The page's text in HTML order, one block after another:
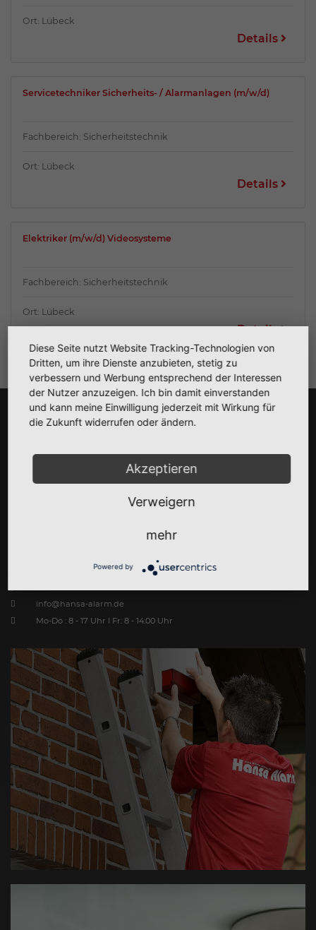
Ort: Lübeck
Details
Servicetechniker Sicherheits- / Alarmanlagen (m/w/d)
Fachbereich: Sicherheitstechnik
Ort: Lübeck
Details
Elektriker (m/w/d) Videosysteme
Fachbereich: Sicherheitstechnik
Ort: Lübeck
Details
Am Neuhof 3, 23558 Lübeck
info@hansa-alarm.de
Mo-Do : 8 - 17 Uhr I Fr: 8 - 14:00 Uhr
Diese Seite nutzt Website Tracking-Technologien von
Dritten, um ihre Dienste anzubieten, stetig zu
verbessern und Werbung entsprechend der Interessen
der Nutzer anzuzeigen. Ich bin damit einverstanden
und kann meine Einwilligung jederzeit mit Wirkung für
die Zukunft widerrufen oder ändern.
Akzeptieren
Verweigern
mehr
Powered by